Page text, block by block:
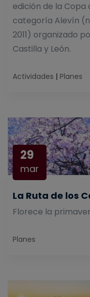
edición de la Copa
categoría Alevín
2011) organizado
Castilla y León.
Actividades | Planes
29
mar
La Ruta de los
Florece la
Planes